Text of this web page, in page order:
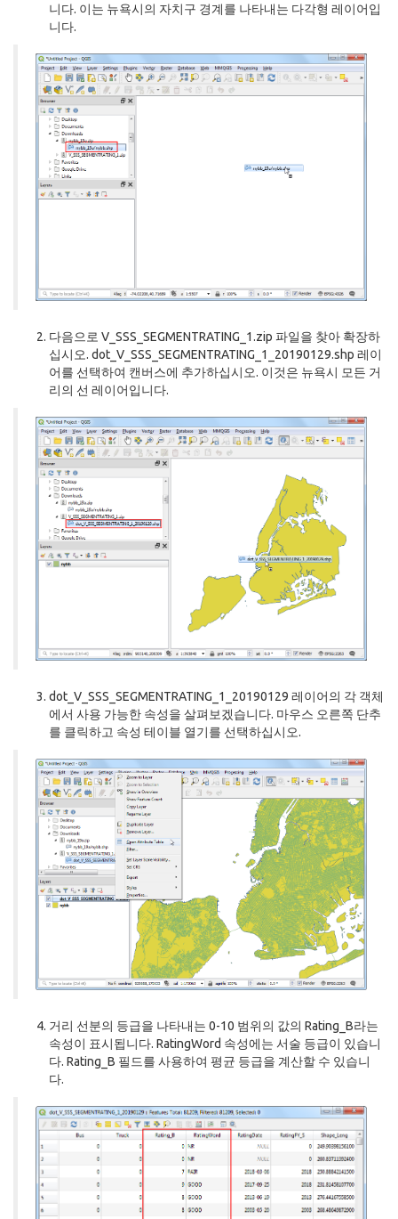
니다. 이는 뉴욕시의 자치구 경계를 나타내는 다각형 레이어입
니다.
다음으로 V_SSS_SEGMENTRATING_1.zip 파일을 찾아 확장하
십시오. dot_V_SSS_SEGMENTRATING_1_20190129.shp 레이
어를 선택하여 캔버스에 추가하십시오. 이것은 뉴욕시 모든 거
리의 선 레이어입니다.
dot_V_SSS_SEGMENTRATING_1_20190129 레이어의 각 객체
에서 사용 가능한 속성을 살펴보겠습니다. 마우스 오른쪽 단추
를 클릭하고 속성 테이블 열기를 선택하십시오.
거리 선분의 등급을 나타내는 0-10 범위의 값의 Rating_B라는
속성이 표시됩니다. RatingWord 속성에는 서술 등급이 있습니
다. Rating_B 필드를 사용하여 평균 등급을 계산할 수 있습니
다.